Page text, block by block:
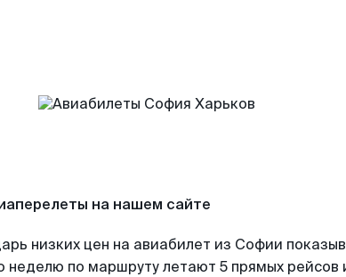
на нашем сайте
низких цен на авиабилет из Софии
неделю по маршруту летают 5 прямых рейсов